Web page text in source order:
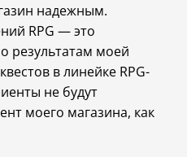
надежным.
RPG — это
результатам моей
в линейке RPG-
не будут
моего магазина, как